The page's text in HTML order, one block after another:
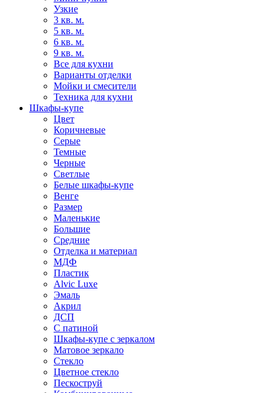
Узкие
3 кв. м.
5 кв. м.
6 кв. м.
9 кв. м.
Все для кухни
Варианты отделки
Мойки и смесители
Техника для кухни
Шкафы-купе
Цвет
Коричневые
Серые
Темные
Черные
Светлые
Белые шкафы-купе
Венге
Размер
Маленькие
Большие
Средние
Отделка и материал
МДФ
Пластик
Alvic Luxe
Эмаль
Акрил
ДСП
С патиной
Шкафы-купе с зеркалом
Матовое зеркало
Стекло
Цветное стекло
Пескоструй